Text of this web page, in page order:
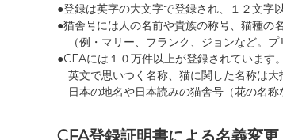
●登録は英字の大文字で登録され、１２文字以
●猫舎号には人の名前や貴族の称号、猫種の
（例・マリー、フランク、ジョンなど。プ
●CFAには１０万件以上が登録されています。
英文で思いつく名称、猫に関した名称は大
日本の地名や日本読みの猫舎号（花の名称
CFA登録証明書による名義変更